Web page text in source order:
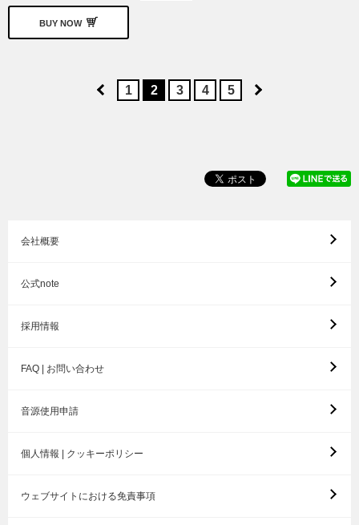
BUY NOW
1 2 3 4 5
会社概要
公式note
採用情報
FAQ | お問い合わせ
音源使用申請
個人情報 | クッキーポリシー
ウェブサイトにおける免責事項